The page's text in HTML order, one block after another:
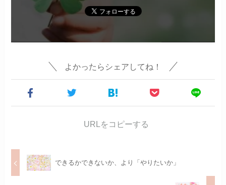
よかったらシェアしてね！
URLをコピーする
できるかできないか、より「やりたいか」